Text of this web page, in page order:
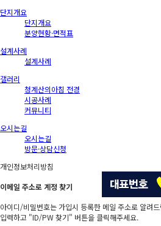
단지개요
단지개요
분양현황·면적표
설계사례
설계사례
갤러리
청계산의아침 전경
시공사례
커뮤니티
오시는길
오시는길
방문·상담신청
개인정보처리방침
이메일 주소로 계정 찾기
아이디/비밀번호는 가입시 등록한 메일 주소로 알려
입력하고 "ID/PW 찾기" 버튼을 클릭해주세요.